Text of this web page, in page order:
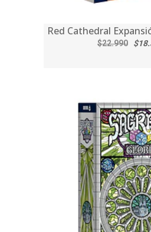
Red Cathedral
$22.990